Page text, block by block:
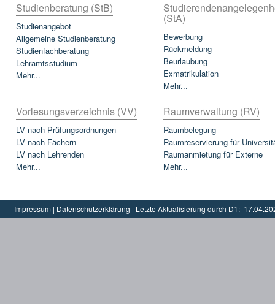
Studienberatung (StB)
Studienangebot
Allgemeine Studienberatung
Studienfachberatung
Lehramtsstudium
Mehr...
(StA)
Bewerbung
Rückmeldung
Beurlaubung
Exmatrikulation
Mehr...
Vorlesungsverzeichnis (VV)
LV nach Prüfungsordnungen
LV nach Fächern
LV nach Lehrenden
Mehr...
Raumverwaltung (RV)
Raumbelegung
Raumreservierung für
Raumanmietung für Externe
Mehr...
Impressum | Datenschutzerklärung | Letzte Aktualisierung durch D1: